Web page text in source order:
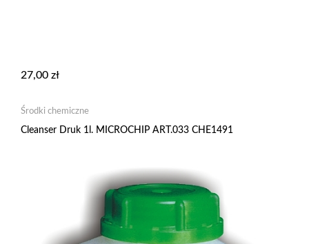
27,00 zł
Środki chemiczne
Cleanser Druk 1l. MICROCHIP ART.033 CHE1491